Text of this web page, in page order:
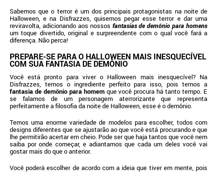
Sabemos que o terror é um dos principais protagonistas na noite de
Halloween, e na Disfrazzes, quisemos pegar esse terror e dar uma
reviravolta, adicionando aos nossos fantasias de demônio para homens
um toque divertido, original e surpreendente com o qual você fará a
diferença. Não perca!
PREPARE-SE PARA O HALLOWEEN MAIS INESQUECÍVEL
COM SUA FANTASIA DE DEMÔNIO
Você está pronto para viver o Halloween mais inesquecível? Na
Disfrazzes, temos o ingrediente perfeito para isso, pois temos a
fantasia de demônio para homemque você procura há tanto tempo. E
se falamos de um personagem aterrorizante que representa
perfeitamente a filosofia da noite de Halloween, esse é o demônio.
Temos uma enorme variedade de modelos para escolher, todos com
designs diferentes que se ajustarão ao que você está procurando e que
lhe permitirão acertar em cheio. Pode ser que haja tantos que você nem
saiba por onde começar, e adiantamos que cada um deles você vai
gostar mais do que o anterior.
Você poderá escolher de acordo com a ideia que tiver em mente, pois